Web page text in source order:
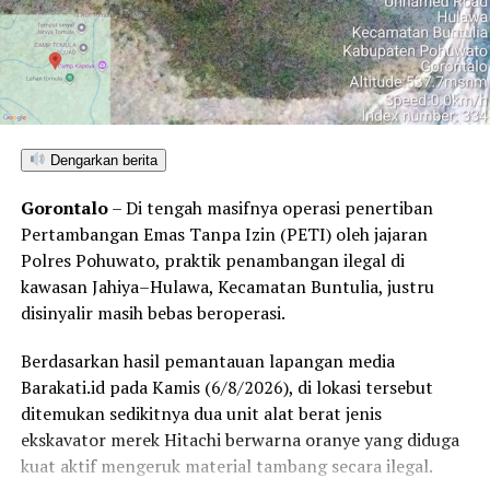
Dengarkan berita
Gorontalo– Di tengah masifnya operasi penertiban
Pertambangan Emas Tanpa Izin (PETI) oleh jajaran
Polres Pohuwato, praktik penambangan ilegal di
kawasan Jahiya–Hulawa, Kecamatan Buntulia, justru
disinyalir masih bebas beroperasi.
Berdasarkan hasil pemantauan lapangan media
Barakati.id pada Kamis (6/8/2026), di lokasi tersebut
ditemukan sedikitnya dua unit alat berat jenis
ekskavator merek Hitachi berwarna oranye yang diduga
kuat aktif mengeruk material tambang secara ilegal.